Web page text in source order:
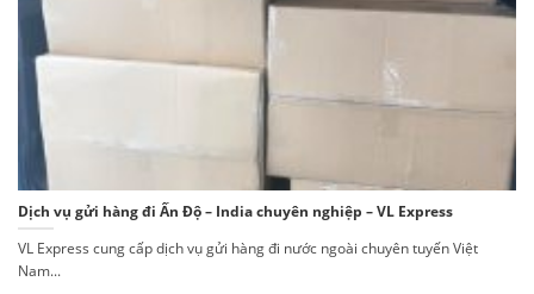
Dịch vụ gửi hàng đi Ấn Độ – India chuyên nghiệp – VL Express
VL Express cung cấp dịch vụ gửi hàng đi nước ngoài chuyên tuyến Việt
Nam...